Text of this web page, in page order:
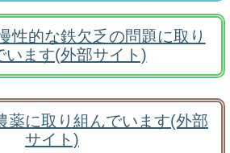
性的な鉄欠乏の問題に取り
います(外部サイト)
薬に取り組んでいます(外部
サイト)